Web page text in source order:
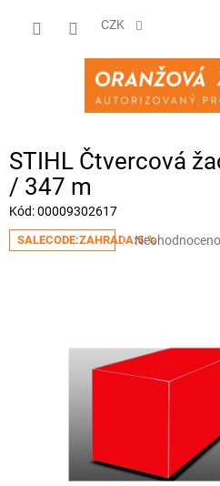
CZK
STIHL Čtvercová
/ 347 m
Kód:00009302617
SALECODE:ZAHRADA:5:%Průměrné
hvězdiček.
Neohodnoceno